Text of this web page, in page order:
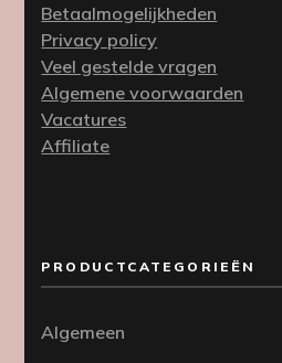
Betaalmogelijkheden
Privacy policy
Veel gestelde vragen
Algemene voorwaarden
Vacatures
Affiliate
PRODUCTCATEGORIEËN
Algemeen